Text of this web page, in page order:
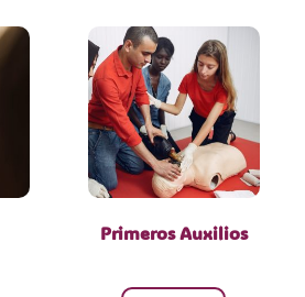
Primeros Auxilios